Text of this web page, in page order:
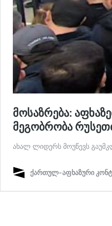
მოსაზრება:
მეგობრობა
ახალ ლიდერს მოუწევს
ქართულ-აფხაზური